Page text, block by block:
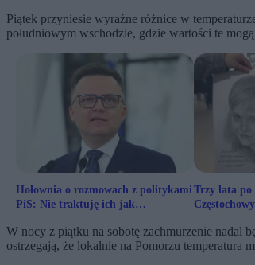
Piątek przyniesie wyraźne różnice w
południowym wschodzie, gdzie wartości te
Hołownia o rozmowach z politykami
PiS: Nie traktuję ich jak
Trzy lata
W nocy z piątku na sobotę zachmurzenie nadal
ostrzegają, że lokalnie na Pomorzu temperatura